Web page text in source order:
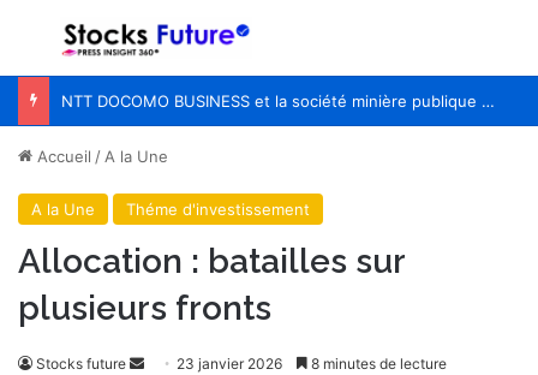
Menu
Le programme Pink Changing Lives® de Mary Kay transforme une cause en un impact mesurable pour les femmes du monde entier
Accueil /A la Une
A la Une Théme d'investissement
Allocation : batailles sur
plusieurs fronts
Stocks future
Envoyer23 janvier 2026 8 minutes de lecture